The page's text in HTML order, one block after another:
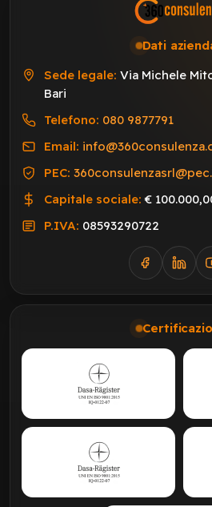
Dati
Sede legale: Via Michele
Bari
Telefono: 080 9877791
Email:
PEC:
Capitale sociale: €
P.IVA: 08593290722